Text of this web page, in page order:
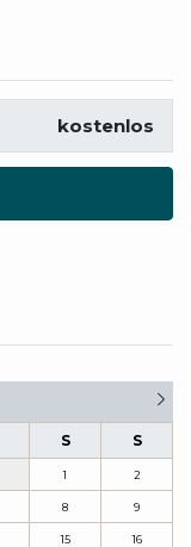
kostenlos
S S
1 2
8 9
15 16